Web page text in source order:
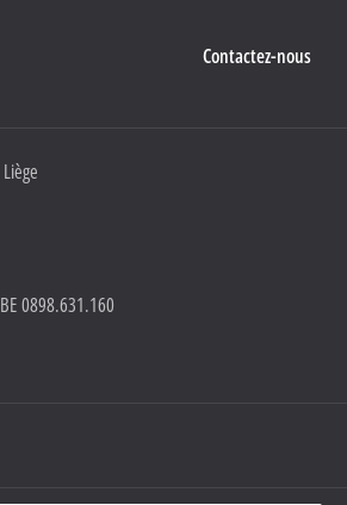
Contactez-nous
Liège
BE 0898.631.160